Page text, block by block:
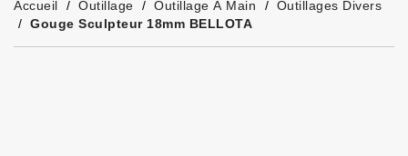
Consommables
Accueil Outillage Outillage À Main
Outillages Divers
Gouge Sculpteur 18mm BELLOTA